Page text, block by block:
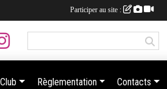
Règlementation Contacts
Participer au site :